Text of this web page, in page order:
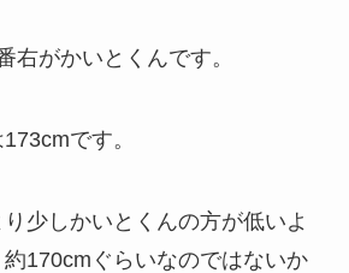
右がかいとくんです。
です。
少しかいとくんの方が低いよ
170cmぐらいなのではないか